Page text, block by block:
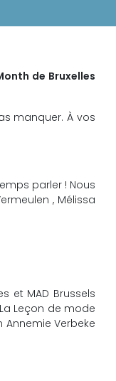
de Bruxelles
manquer. À vos
parler ! Nous
, Mélissa
et MAD Brussels
Leçon de mode
Annemie Verbeke